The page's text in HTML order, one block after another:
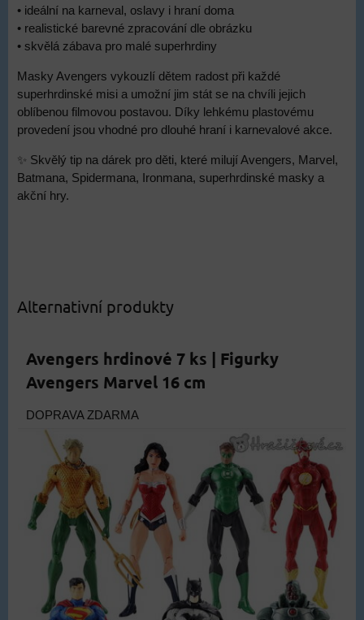
• ideální na karneval, oslavy i hraní doma
• realistické barevné zpracování dle obrázku
• skvělá zábava pro malé superhrdiny
Masky Avengers vykouzlí dětem radost při každé
superhrdinské misi a umožní jim stát se na chvíli jejich
oblíbenou filmovou postavou. Díky lehkému plastovému
provedení jsou vhodné pro dlouhé hraní i karnevalové akce.
✨ Skvělý tip na dárek pro děti, které milují Avengers, Marvel,
Batmana, Spidermana, Ironmana, superhrdinské masky a
akční hry.
Alternativní produkty
Avengers hrdinové 7 ks | Figurky
Avengers Marvel 16 cm
DOPRAVA ZDARMA